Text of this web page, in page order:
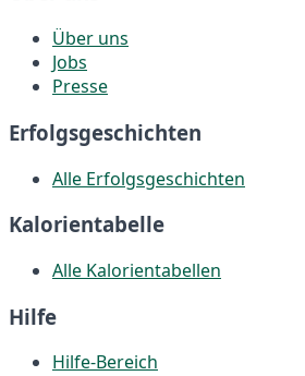
Über uns
Jobs
Presse
Erfolgsgeschichten
Alle Erfolgsgeschichten
Kalorientabelle
Alle Kalorientabellen
Hilfe
Hilfe-Bereich